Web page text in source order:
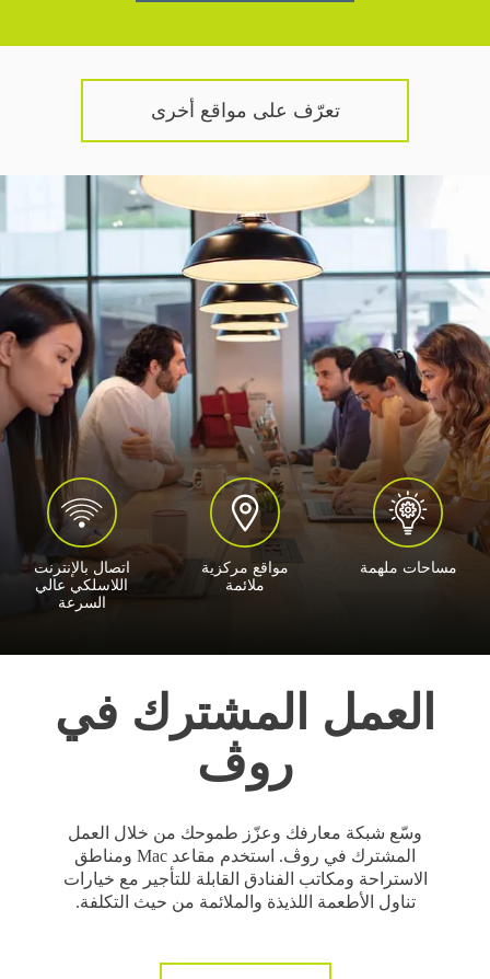
تعرّف على مواقع أخرى
مساحات ملهمة
مواقع مركزية
ملائمة
اتصال بالإنترنت
اللاسلكي عالي
السرعة
العمل المشترك في
روڤ
وسّع شبكة معارفك وعزّز طموحك من خلال العمل
المشترك في روڤ. استخدم مقاعد Mac ومناطق
الاستراحة ومكاتب الفنادق القابلة للتأجير مع خيارات
تناول الأطعمة اللذيذة والملائمة من حيث التكلفة.